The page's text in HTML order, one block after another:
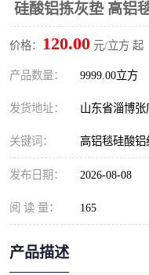
硅酸铝拣灰垫 高铝
价格： 120.00 元/立方 起
产品数量： 9999.00立方
发货地址： 山东省淄博张
关键词： 高铝毯硅酸铝
发布日期： 2026-08-08
阅 读 量： 165
产品描述